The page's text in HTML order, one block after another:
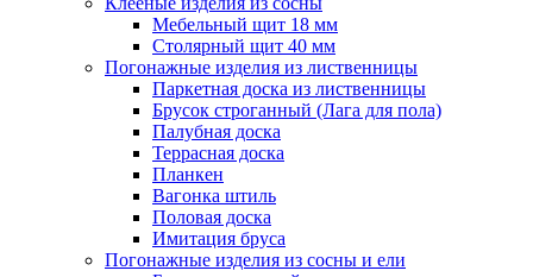
Мебельный щит 18 мм
Столярный щит 40 мм
Погонажные изделия из лиственницы
Паркетная доска из лиственницы
Брусок строганный (Лага для пола)
Палубная доска
Террасная доска
Планкен
Вагонка штиль
Половая доска
Имитация бруса
Погонажные изделия из сосны и ели